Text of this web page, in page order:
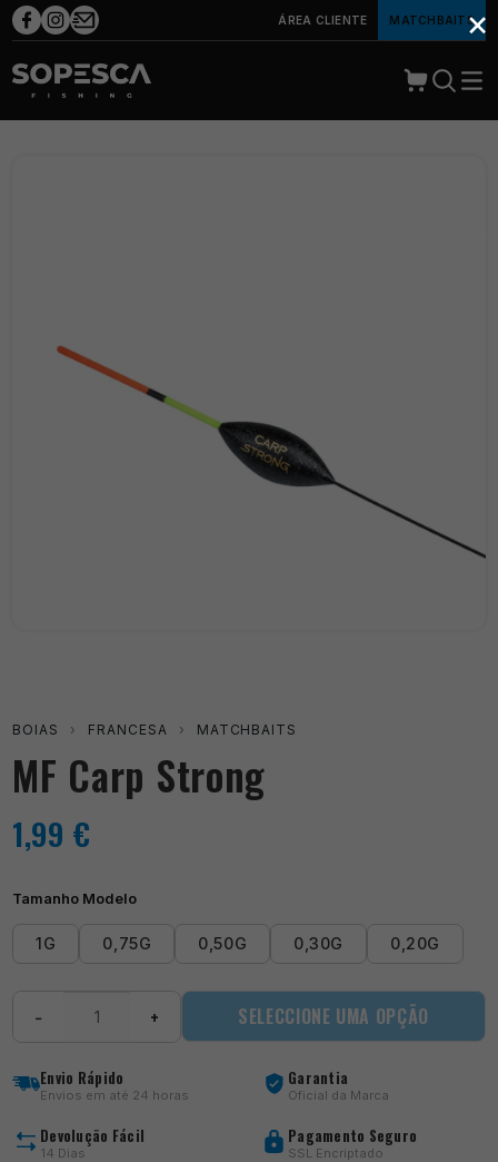
ÁREA CLIENTE MATCHBAITS
BOIAS › FRANCESA › MATCHBAITS
MF Carp Strong
1,99 €
Tamanho Modelo
1G 0,75G 0,50G 0,30G 0,20G
Strong
− + SELECCIONE UMA OPÇÃO
Envio Rápido
Envios em até 24 horas
Garantia
Oficial da Marca
Devolução Fácil
14 Dias
Pagamento Seguro
SSL Encriptado
×